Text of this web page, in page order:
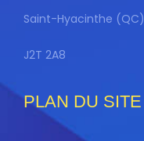
Saint-Hyacinthe (QC)
J2T 2A8
PLAN DU SITE